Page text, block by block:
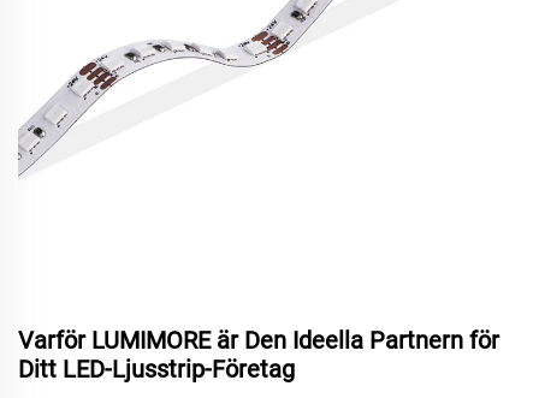
Varför LUMIMORE är Den Ideella Partnern för
Ditt LED-Ljusstrip-Företag